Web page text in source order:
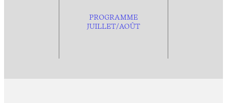
PROGRAMME
JUILLET/AOÛT